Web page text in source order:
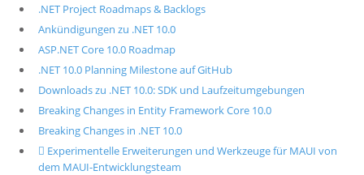
.NET Project Roadmaps & Backlogs
Ankündigungen zu .NET 10.0
ASP.NET Core 10.0 Roadmap
.NET 10.0 Planning Milestone auf GitHub
Downloads zu .NET 10.0: SDK und Laufzeitumgebungen
Breaking Changes in Entity Framework Core 10.0
Breaking Changes in .NET 10.0
 Experimentelle Erweiterungen und Werkzeuge für MAUI von
dem MAUI-Entwicklungsteam